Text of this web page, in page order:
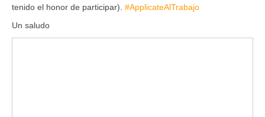
tenido el honor de participar). #ApplicateAlTrabajo
Un saludo